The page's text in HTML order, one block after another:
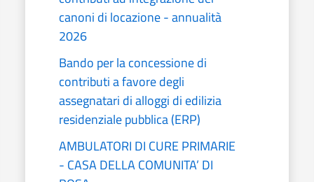
canoni di locazione - annualità
2026
Bando per la concessione di
contributi a favore degli
assegnatari di alloggi di edilizia
residenziale pubblica (ERP)
AMBULATORI DI CURE PRIMARIE
- CASA DELLA COMUNITA’ DI